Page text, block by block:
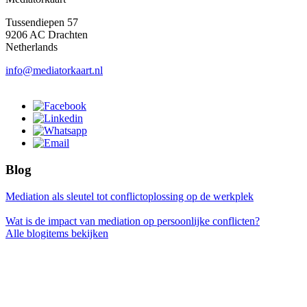
Tussendiepen 57
9206 AC Drachten
Netherlands
info@mediatorkaart.nl
Blog
Mediation als sleutel tot conflictoplossing op de werkplek
Wat is de impact van mediation op persoonlijke conflicten?
Alle blogitems bekijken